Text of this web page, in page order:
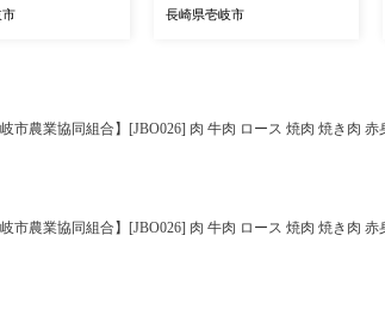
物 魚介 魚貝 産
市
養殖 貝 海産物 魚介 魚貝 産
長崎県壱岐市
農業協同組合】[JBO026] 肉 牛肉 ロース 焼肉 焼き肉
農業協同組合】[JBO026] 肉 牛肉 ロース 焼肉 焼き肉